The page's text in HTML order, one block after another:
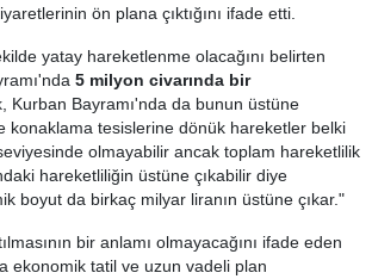
ön plana çıktığını ifade etti.
yatay hareketlenme olacağını belirten
5 milyon civarında bir
Kurban Bayramı'nda da bunun üstüne
konaklama tesislerine dönük hareketler belki
olmayabilir ancak toplam hareketlilik
hareketliliğin üstüne çıkabilir diye
boyut da birkaç milyar liranın üstüne çıkar."
bir anlamı olmayacağını ifade eden
ekonomik tatil ve uzun vadeli plan